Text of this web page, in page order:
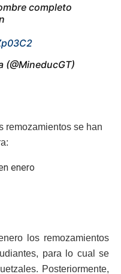
completo
(@MineducGT)
remozamientos se han
enero
los remozamientos
para lo cual se
Posteriormente,